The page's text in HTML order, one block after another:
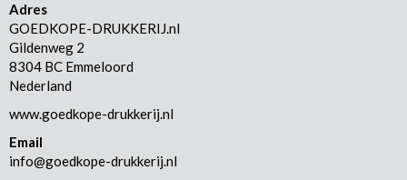
Adres
GOEDKOPE-DRUKKERIJ.nl
Gildenweg 2
8304 BC Emmeloord
Nederland
www.goedkope-drukkerij.nl
Email
info@goedkope-drukkerij.nl